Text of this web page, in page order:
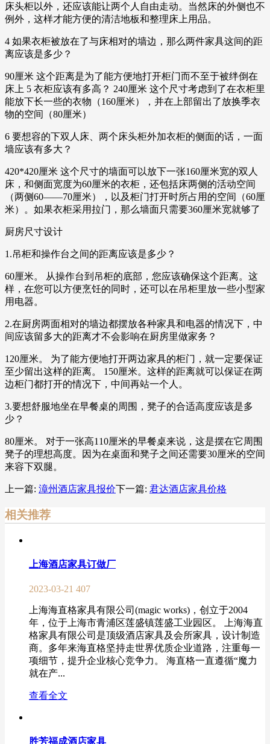
床头柜以外，还应该能让两个人自由走动。当然床的外侧也不
例外，这样才能方便的清洁地板和整理床上用品。
4 如果衣柜被放在了与床相对的墙边，那么两件家具这间的距
离应该是多少？
90厘米 这个距离是为了能方便地打开柜门而不至于被绊倒在
床上 5 衣柜应该有多高？ 240厘米 这个尺寸考虑到了在衣柜里
能放下长一些的衣物（160厘米），并在上部留出了放换季衣
物的空间（80厘米）
6 要想容的下双人床、两个床头柜外加衣柜的侧面的话，一面
墙应该有多大？
420*420厘米 这个尺寸的墙面可以放下一张160厘米宽的双人
床，和侧面宽度为60厘米的衣柜，还包括床两侧的活动空间
（两侧60——70厘米），以及柜门打开时所占用的空间（60厘
米）。如果衣柜采用拉门，那么墙面只需要360厘米宽就够了
厨房尺寸设计
1.吊柜和操作台之间的距离应该是多少？
60厘米。 从操作台到吊柜的底部，您应该确保这个距离。这
样，在您可以方便烹饪的同时，还可以在吊柜里放一些小型家
用电器。
2.在厨房两面相对的墙边都摆放各种家具和电器的情况下，中
间应该留多大的距离才不会影响在厨房里做家务？
120厘米。 为了能方便地打开两边家具的柜门，就一定要保证
至少留出这样的距离。 150厘米。这样的距离就可以保证在两
边柜门都打开的情况下，中间再站一个人。
3.要想舒服地坐在早餐桌的周围，凳子的合适高度应该是多
少？
80厘米。 对于一张高110厘米的早餐桌来说，这是摆在它周围
凳子的理想高度。因为在桌面和凳子之间还需要30厘米的空间
来容下双腿。
上一篇: 漳州酒店家具报价下一篇: 君达酒店家具价格
相关推荐
上海酒店家具订做厂
2023-03-21 407
上海海直格家具有限公司(magic works)，创立于2004
年，位于上海市青浦区莲盛镇莲盛工业园区。 上海海直
格家具有限公司是顶级酒店家具及会所家具，设计制造
商。多年来海直格坚持走世界优质企业道路，注重每一
项细节，提升企业核心竞争力。 海直格一直遵循“魔力
就在产...
查看全文
胜芳福成酒店家具